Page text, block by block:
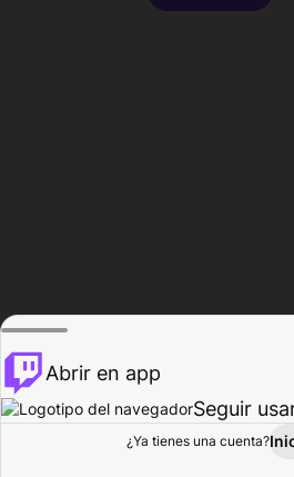
Explorar
Abrir en app
Seguir
¿Ya tienes una cuenta?